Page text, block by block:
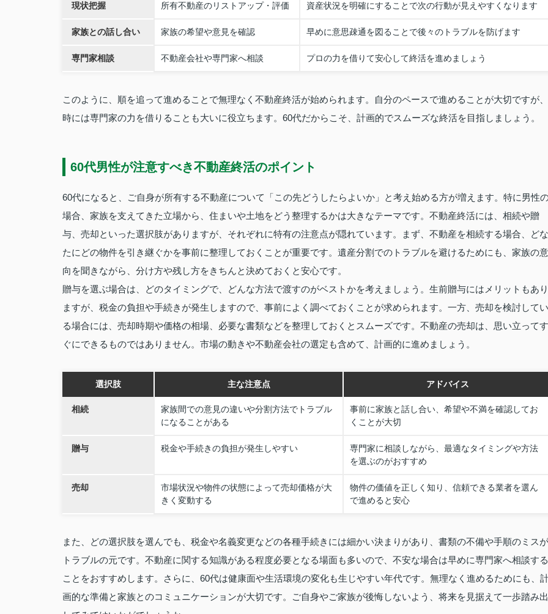
現状把握 所有不動産のリストアップ・評価 資産状況を明確にすることで次の行動が見えやすくなります
家族との話し合い 家族の希望や意見を確認 早めに意思疎通を図ることで後々のトラブルを防げます
専門家相談 不動産会社や専門家へ相談 プロの力を借りて安心して終活を進めましょう
このように、順を追って進めることで無理なく不動産終活が始められます。自分のペースで進めることが大切ですが、
時には専門家の力を借りることも大いに役立ちます。60代だからこそ、計画的でスムーズな終活を目指しましょう。
60代男性が注意すべき不動産終活のポイント
60代になると、ご自身が所有する不動産について「この先どうしたらよいか」と考え始める方が増えます。特に男性
場合、家族を支えてきた立場から、住まいや土地をどう整理するかは大きなテーマです。不動産終活には、相続や贈
与、売却といった選択肢がありますが、それぞれに特有の注意点が隠れています。まず、不動産を相続する場合、どな
たにどの物件を引き継ぐかを事前に整理しておくことが重要です。遺産分割でのトラブルを避けるためにも、家族の意
向を聞きながら、分け方や残し方をきちんと決めておくと安心です。
贈与を選ぶ場合は、どのタイミングで、どんな方法で渡すのがベストかを考えましょう。生前贈与にはメリットもあり
ますが、税金の負担や手続きが発生しますので、事前によく調べておくことが求められます。一方、売却を検討してい
る場合には、売却時期や価格の相場、必要な書類などを整理しておくとスムーズです。不動産の売却は、思い立ってす
ぐにできるものではありません。市場の動きや不動産会社の選定も含めて、計画的に進めましょう。
選択肢 主な注意点 アドバイス
相続
家族間での意見の違いや分割方法でトラブル
になることがある
事前に家族と話し合い、希望や不満を確認してお
くことが大切
贈与 税金や手続きの負担が発生しやすい
専門家に相談しながら、最適なタイミングや方法
を選ぶのがおすすめ
売却
市場状況や物件の状態によって売却価格が大
きく変動する
物件の価値を正しく知り、信頼できる業者を選ん
で進めると安心
また、どの選択肢を選んでも、税金や名義変更などの各種手続きには細かい決まりがあり、書類の不備や手順のミスが
トラブルの元です。不動産に関する知識がある程度必要となる場面も多いので、不安な場合は早めに専門家へ相談する
ことをおすすめします。さらに、60代は健康面や生活環境の変化も生じやすい年代です。無理なく進めるためにも、
画的な準備と家族とのコミュニケーションが大切です。ご自身やご家族が後悔しないよう、将来を見据えて一歩踏み出